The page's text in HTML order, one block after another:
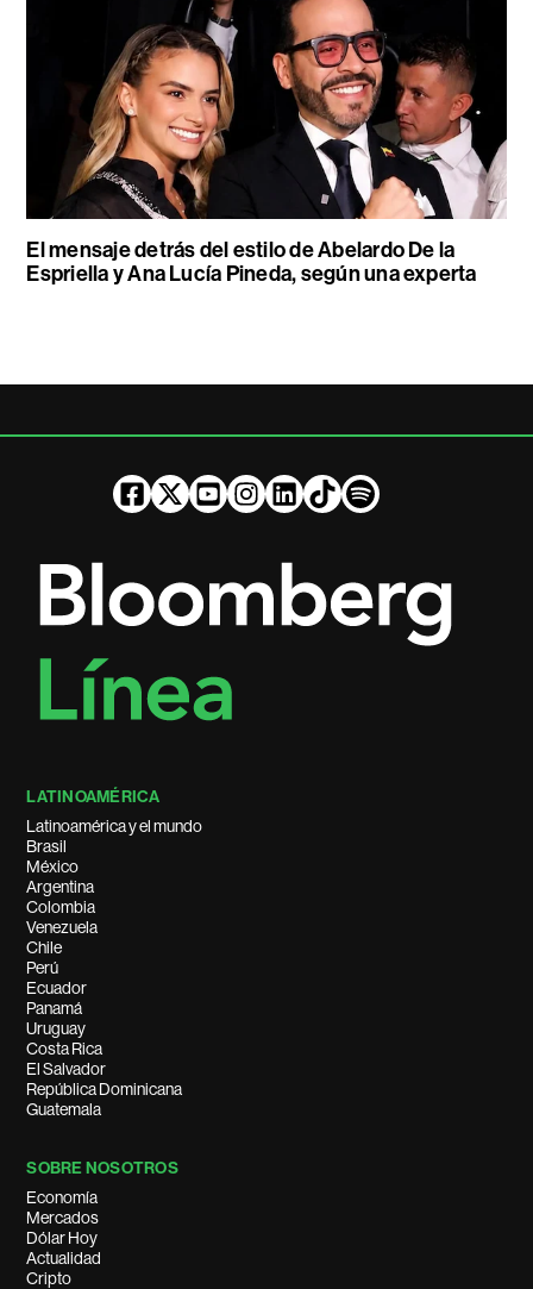
El mensaje detrás del estilo de Abelardo De la
Espriella y Ana Lucía Pineda, según una experta
LATINOAMÉRICA
Latinoamérica y el mundo
Brasil
México
Argentina
Colombia
Venezuela
Chile
Perú
Ecuador
Panamá
Uruguay
Costa Rica
El Salvador
República Dominicana
Guatemala
SOBRE NOSOTROS
Economía
Mercados
Dólar Hoy
Actualidad
Cripto